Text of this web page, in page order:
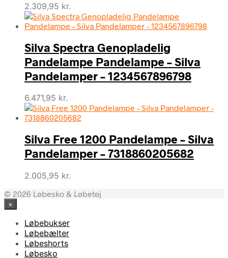
2.309,95 kr.
Silva Spectra Genopladelig
Pandelampe Pandelampe – Silva
Pandelamper – 1234567896798
6.471,95 kr.
Silva Free 1200 Pandelampe – Silva
Pandelamper – 7318860205682
2.005,95 kr.
© 2026 Løbesko & Løbetøj
×
Løbebukser
Løbebælter
Løbeshorts
Løbesko